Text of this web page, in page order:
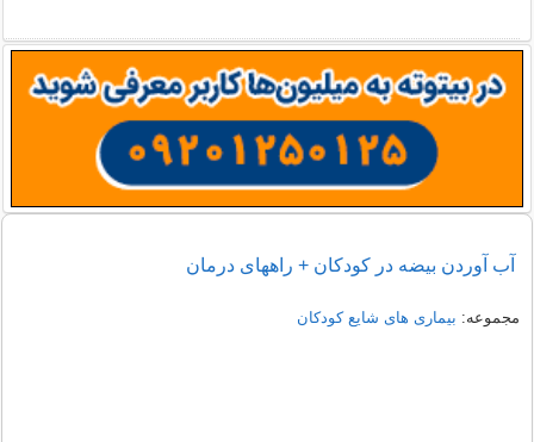
آب آوردن بیضه در کودکان + راههای درمان
مجموعه: بیماری های شایع کودکان